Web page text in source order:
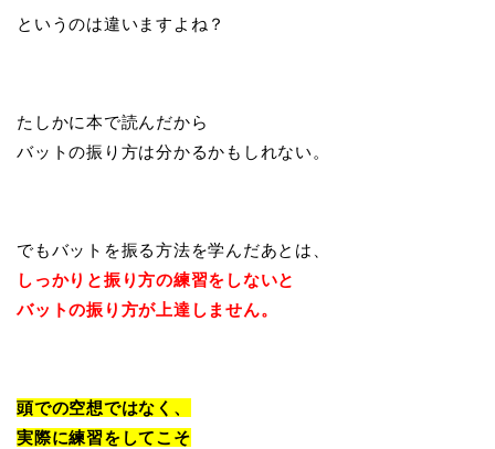
というのは違いますよね？
たしかに本で読んだから
バットの振り方は分かるかもしれない。
でもバットを振る方法を学んだあとは、
しっかりと振り方の練習をしないと
バットの振り方が上達しません。
頭での空想ではなく、
実際に練習をしてこそ